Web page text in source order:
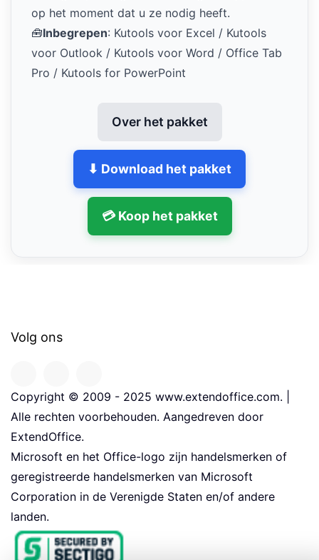
op het moment dat u ze nodig heeft.
🧰Inbegrepen: Kutools voor Excel / Kutools
voor Outlook / Kutools voor Word / Office Tab
Pro / Kutools for PowerPoint
Over het pakket
⬇ Download het pakket
💳 Koop het pakket
Volg ons
Copyright © 2009 - 2025 www.extendoffice.com. |
Alle rechten voorbehouden. Aangedreven door
ExtendOffice.
Microsoft en het Office-logo zijn handelsmerken of
geregistreerde handelsmerken van Microsoft
Corporation in de Verenigde Staten en/of andere
landen.